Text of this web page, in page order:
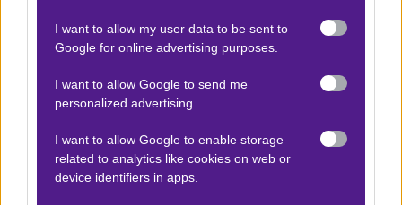
I want to allow my user data to be sent to
Google for online advertising purposes.
I want to allow Google to send me
personalized advertising.
I want to allow Google to enable storage
related to analytics like cookies on web or
device identifiers in apps.
*ΙΣΧΥΟΥΝ ΟΡΟΙ & ΠΡΟΫΠΟΘΕΣΕΙΣ ΔΙΑΘΕΣΙΜΟΙ ΣΤΟ
ΟΙ ΑΠΟΔΟΣΕΙΣ ΕΝΔΕΧΕΤΑΙ ΝΑ ΤΡΟΠΟΠΟΙΗΘΟΥΝ ΑΝΑ
ΠΑΣΑ ΣΤΙΓΜΗ
21+| ΑΡΜΟΔΙΟΣ ΡΥΘΜΙΣΤΗΣ:ΕΕΕΠ | ΚΙΝΔΥΝΟΣ